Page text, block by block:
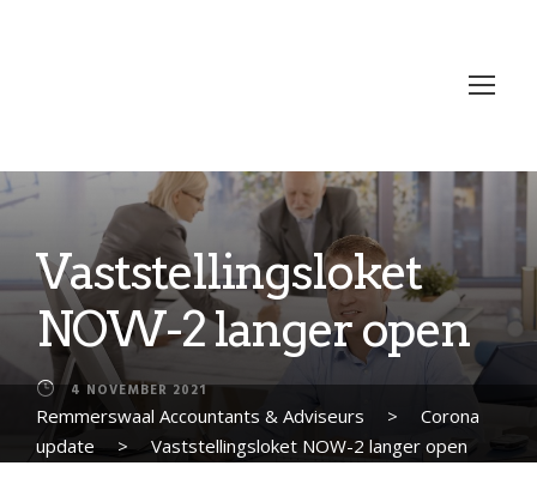
Vaststellingsloket
NOW-2 langer open
4 NOVEMBER 2021
Remmerswaal Accountants & Adviseurs >
Corona
update
> Vaststellingsloket NOW-2 langer open